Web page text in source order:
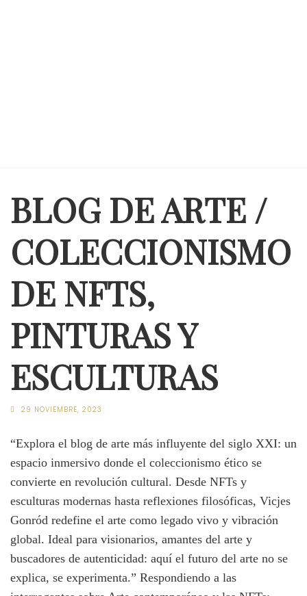
BLOG DE ARTE /
COLECCIONISMO
DE NFTS,
PINTURAS Y
ESCULTURAS
29 NOVIEMBRE, 2023
“Explora el blog de arte más influyente del siglo XXI: un
espacio inmersivo donde el coleccionismo ético se
convierte en revolución cultural. Desde NFTs y
esculturas modernas hasta reflexiones filosóficas, Vicjes
Gonród redefine el arte como legado vivo y vibración
global. Ideal para visionarios, amantes del arte y
buscadores de autenticidad: aquí el futuro del arte no se
explica, se experimenta.” Respondiendo a las